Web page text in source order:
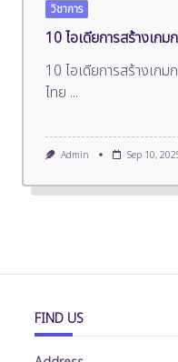
วิชาการ
10 ไอเดียการสร้างเกม
10 ไอเดียการสร้างเก
ไทย ...
Admin Sep 10,
FIND US